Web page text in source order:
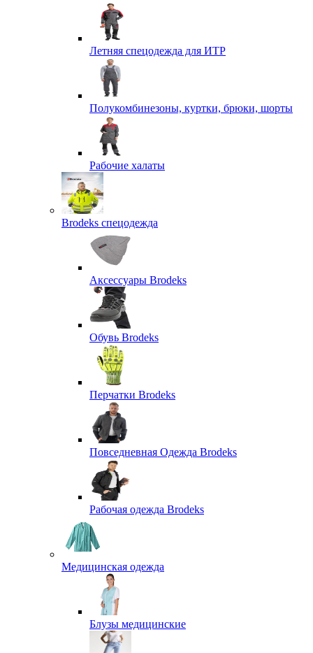
Летняя спецодежда для ИТР
Полукомбинезоны, куртки, брюки, шорты
Рабочие халаты
Brodeks спецодежда
Аксессуары Brodeks
Обувь Brodeks
Перчатки Brodeks
Повседневная Одежда Brodeks
Рабочая одежда Brodeks
Медицинская одежда
Блузы медицинские